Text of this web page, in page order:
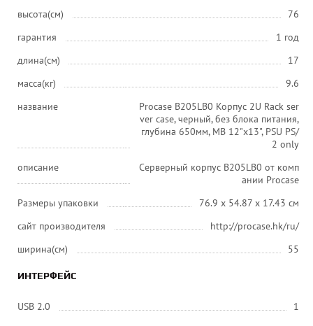
высота(см)
76
гарантия
1 год
длина(см)
17
масса(кг)
9.6
название
Procase B205LB0 Корпус 2U Rack ser
ver case, черный, без блока питания,
глубина 650мм, MB 12"x13", PSU PS/
2 only
описание
Серверный корпус B205LB0 от комп
ании Procase
Размеры упаковки
76.9 x 54.87 x 17.43 см
сайт производителя
http://procase.hk/ru/
ширина(см)
55
ИНТЕРФЕЙС
USB 2.0 1